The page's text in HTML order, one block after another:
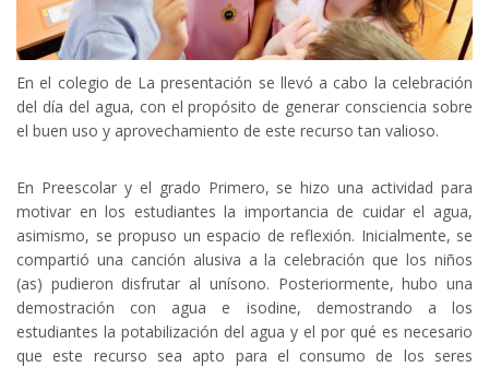
En el colegio de La presentación se llevó a cabo la celebración
del día del agua, con el propósito de generar consciencia sobre
el buen uso y aprovechamiento de este recurso tan valioso.
En Preescolar y el grado Primero, se hizo una actividad para
motivar en los estudiantes la importancia de cuidar el agua,
asimismo, se propuso un espacio de reflexión. Inicialmente, se
compartió una canción alusiva a la celebración que los niños
(as) pudieron disfrutar al unísono. Posteriormente, hubo una
demostración con agua e isodine, demostrando a los
estudiantes la potabilización del agua y el por qué es necesario
que este recurso sea apto para el consumo de los seres